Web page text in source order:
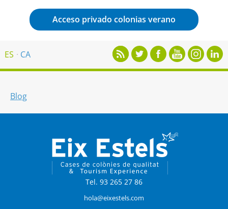
Acceso privado colonias verano
ES CA
Blog
Tel. 93 265 27 86
hola@eixestels.com